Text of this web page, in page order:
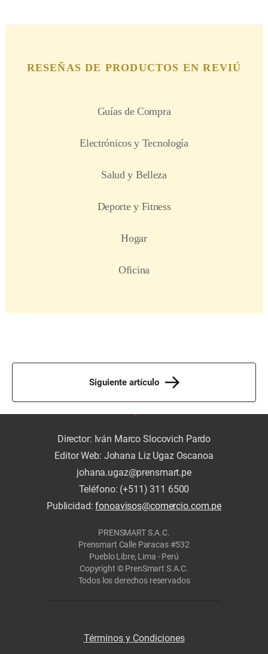
Siguiente artículo
Director: Iván Marco Slocovich Pardo
Editor Web: Johana Liz Ugaz Oscanoa
johana.ugaz@prensmart.pe
Teléfono: (+511) 311 6500
Publicidad:fonoavisos@comercio.com.pe
PRENSMART S.A.C.
Prensmart Calle Paracas #532
Pueblo Libre, Lima - Perú
Copyright © PrenSmart S.A.C.
Todos los derechos reservados
Términos y Condiciones